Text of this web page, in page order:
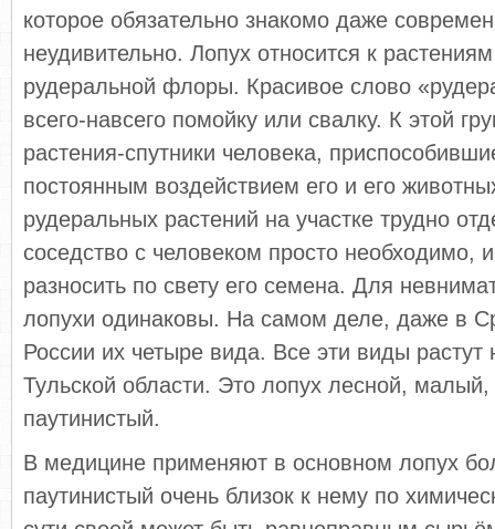
которое обязательно знакомо даже
неудивительно. Лопух относится к
рудеральной флоры. Красивое слово
всего-навсего помойку или свалку. К этой
растения-спутники человека,
постоянным воздействием его и его
рудеральных растений на участке трудно
соседство с человеком просто необходимо,
разносить по свету его семена. Для
лопухи одинаковы. На самом деле, даже в
России их четыре вида. Все эти виды растут
Тульской области. Это лопух лесной,
паутинистый.
В медицине применяют в основном лопух
паутинистый очень близок к нему по